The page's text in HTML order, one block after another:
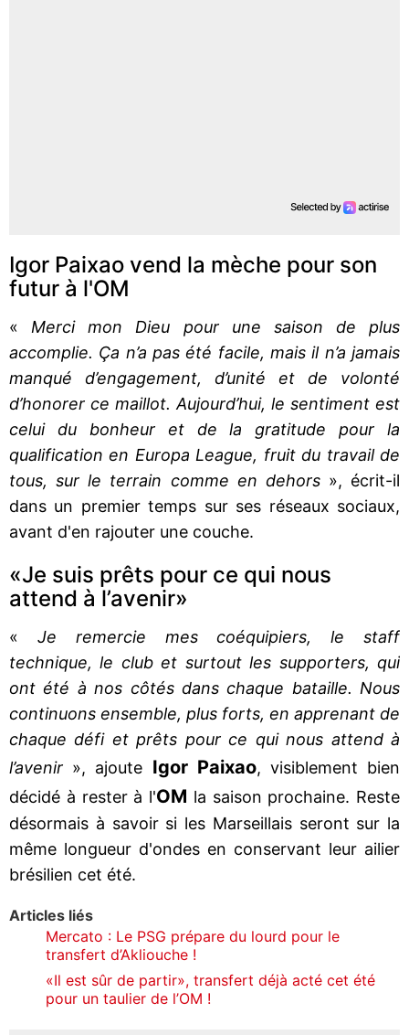
Igor Paixao vend la mèche pour son
futur à l'OM
« Merci mon Dieu pour une saison de plus
accomplie. Ça n’a pas été facile, mais il n’a jamais
manqué d’engagement, d’unité et de volonté
d’honorer ce maillot. Aujourd’hui, le sentiment est
celui du bonheur et de la gratitude pour la
qualification en Europa League, fruit du travail de
tous, sur le terrain comme en dehors», écrit-il
dans un premier temps sur ses réseaux sociaux,
avant d'en rajouter une couche.
«Je suis prêts pour ce qui nous
attend à l’avenir»
« Je remercie mes coéquipiers, le staff
technique, le club et surtout les supporters, qui
ont été à nos côtés dans chaque bataille. Nous
continuons ensemble, plus forts, en apprenant de
chaque défi et prêts pour ce qui nous attend à
l’avenir », ajoute Igor Paixao, visiblement bien
décidé à rester à l'OM la saison prochaine. Reste
désormais à savoir si les Marseillais seront sur la
même longueur d'ondes en conservant leur ailier
brésilien cet été.
Articles liés
Mercato : Le PSG prépare du lourd pour le
transfert d’Akliouche !
«Il est sûr de partir», transfert déjà acté cet été
pour un taulier de l’OM !